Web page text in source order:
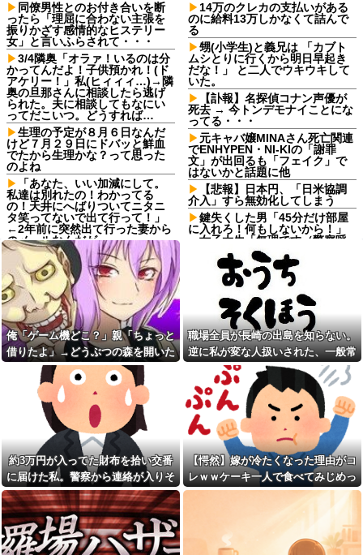
同僚男性とのお付き合いを断
ったら「理屈に合わない主張を
振りかざす感情的なヒステリー
女」と言いふらされて・・・
3/4隣奥「オラァ！いるのは分
かってんだよ！子供預かれ！(ド
アケリー！」私(ヒィィィ…)→隣
奥の旦那さんに相談したら逃げ
られた。夫に相談してもなにい
ってだこいつ。どうすれば…
生理の予定が８月６日なんだ
けど７月２９日にドバッと鮮血
でたから生理かな？って思った
のよね
「あなた、いい加減にして。
私達は別れたの！わかってる
の！天井にへばりついてニタニ
タ笑ってないで出て行って！」
←2年前に突然出て行った妻から
のメールなんだが…
新幹線で。車掌「グリーン車
からご退出ください」乗客
「…」→注意されても動かない
乗客を見ていたら、その直後ま
さかの展開に…
私「映画代、5000円出すね」
彼「はい、お釣り」→受け取っ
た金額を見て、デート中の違和
感に気づいてしまい…
おっさんバイトが何も言わず
辞めた。労働局「パワハラの通
報がありました」俺「えっ、教
育係は俺ですが…」→突然の聞
き取り調査が始まり…
職場全員が長崎の出島を知ら
ない。逆に私が変な人扱いされ
た、一般常識だと思ってたのに
月に一度の夕食で何を作って
も義母に味や手際をネチネチ言
われる。箱どおりのカレーに文
句をつけられた時に「お客様セ
ンターに電話します」と…
三児のパパ『父さんな、動画
編集で食っていこうと思うん
14万のクレカの支払いがある
のに給料13万しかなくて詰んで
る
甥(小学生)と義兄は 「カブト
ムシとりに行くから明日早起き
だな！」 と二人でウキウキして
いた。
【訃報】名探偵コナン声優が
死去 → 今トンデモナイことにな
ってる・・・
元キャバ嬢MINAさん死亡関連
でENHYPEN・NI-KIの「謝罪
文」が出回るも「フェイク」で
はないかと話題に他
【悲報】日本円、「日米協調
介入」すら無効化してしまう
鍵失くした男「45分だけ部屋
に入れろ！何もしないから！」
→女子大生「無理です（警察呼
びます）」→男「熱中症になれ
ってか！使えないな！」完全に
不審者で草ｗｗｗ
【相談】私は学生なんだけ
ど、学校行けない。最近ずっと
ダルくて何となく悲しい。親に
不登校宣言するか、もしく
は…。もう苦しすぎてこれ以上
の道が思いつかない。
「Virtual Insanity」30年越し
の“公式和訳“が公開される
欠勤連絡してきた後輩を「未
読スルー」して強引に出勤させ
た。無事に終わった夜、後輩か
ら届いた「意味深なLINE」の内
容に血の気が引いた話←完全に
未読スルー見抜かれてて草
100均のレジで「白ありません
か？」と質問し、列をストップ
させてニヤニヤする迷惑サラリ
ーマン！並んでいる客の苛立ち
を楽しむ底意地の悪さに激怒
夫も私も10連休。あれもした
いこれもしたいと2人でｷｬｯｷｬｳﾌﾌ
俺「ゲーム機どこ？」親「ちょっと
借りたよ」→どうぶつの森を開いた
瞬間、村が大変なことになってい
て…
職場全員が長崎の出島を知らない。
逆に私が変な人扱いされた、一般常
識だと思ってたのに
約3万円が入ってた財布を拾い交番
に届けた私。警察から連絡が入りそ
の金が私のものになった結果...
【愕然】嫁が冷たくなった理由がコ
レｗｗケーキ一人で食べてみじめっ
て言われてた・・・